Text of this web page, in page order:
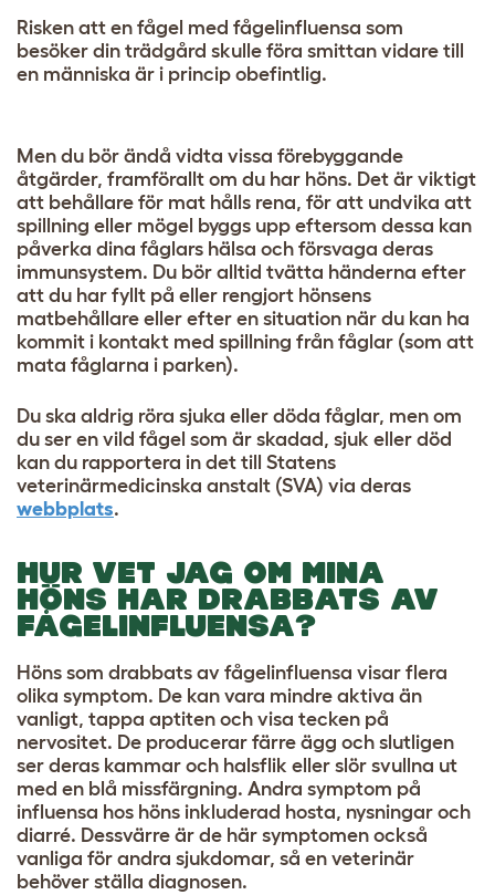
Risken att en fågel med fågelinfluensa som
besöker din trädgård skulle föra smittan vidare till
en människa är i princip obefintlig.
Men du bör ändå vidta vissa förebyggande
åtgärder, framförallt om du har höns. Det är viktigt
att behållare för mat hålls rena, för att undvika att
spillning eller mögel byggs upp eftersom dessa kan
påverka dina fåglars hälsa och försvaga deras
immunsystem. Du bör alltid tvätta händerna efter
att du har fyllt på eller rengjort hönsens
matbehållare eller efter en situation när du kan ha
kommit i kontakt med spillning från fåglar (som att
mata fåglarna i parken).
Du ska aldrig röra sjuka eller döda fåglar, men om
du ser en vild fågel som är skadad, sjuk eller död
kan du rapportera in det till Statens
veterinärmedicinska anstalt (SVA) via deras
webbplats.
HUR VET JAG OM MINA
HÖNS HAR DRABBATS AV
FÅGELINFLUENSA?
Höns som drabbats av fågelinfluensa visar flera
olika symptom. De kan vara mindre aktiva än
vanligt, tappa aptiten och visa tecken på
nervositet. De producerar färre ägg och slutligen
ser deras kammar och halsflik eller slör svullna ut
med en blå missfärgning. Andra symptom på
influensa hos höns inkluderad hosta, nysningar och
diarré. Dessvärre är de här symptomen också
vanliga för andra sjukdomar, så en veterinär
behöver ställa diagnosen.